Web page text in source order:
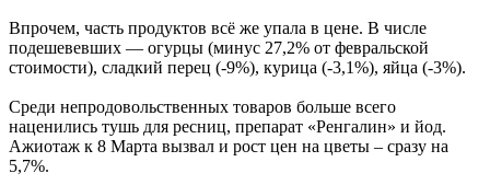
Впрочем, часть продуктов всё же упала в цене. В числе
подешевевших — огурцы (минус 27,2% от февральской
стоимости), сладкий перец (-9%), курица (-3,1%), яйца (-3%).
Среди непродовольственных товаров больше всего
наценились тушь для ресниц, препарат «Ренгалин» и йод.
Ажиотаж к 8 Марта вызвал и рост цен на цветы – сразу на
5,7%.